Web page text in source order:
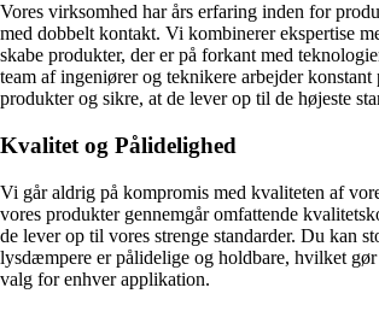
Vores virksomhed har års erfaring inden for
med dobbelt kontakt. Vi kombinerer ekspertise
skabe produkter, der er på forkant med
team af ingeniører og teknikere arbejder konstant
produkter og sikre, at de lever op til de højeste
Kvalitet og Pålidelighed
Vi går aldrig på kompromis med kvaliteten af
vores produkter gennemgår omfattende
de lever op til vores strenge standarder. Du kan
lysdæmpere er pålidelige og holdbare, hvilket
valg for enhver applikation.